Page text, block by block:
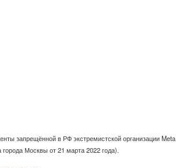
запрещённой в РФ экстремистской организации Meta
Москвы от 21 марта 2022 года).